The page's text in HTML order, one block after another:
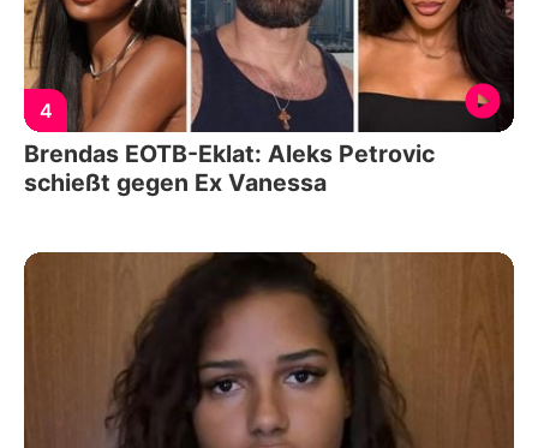
4
Brendas EOTB-Eklat: Aleks Petrovic
schießt gegen Ex Vanessa